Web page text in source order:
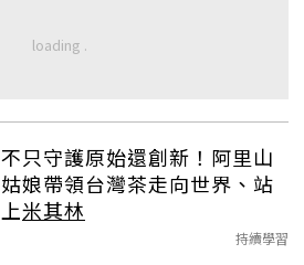
不只守護原始還創新！阿里山
姑娘帶領台灣茶走向世界、站
上米其林
持續學習